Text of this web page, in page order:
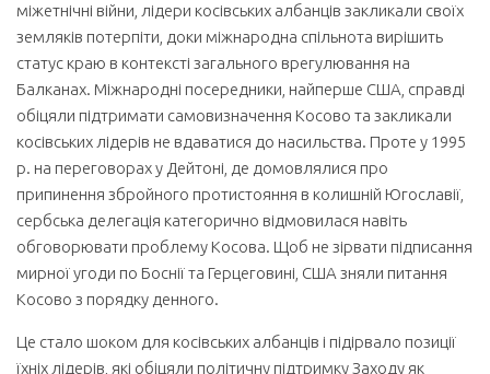
міжетнічні війни, лідери косівських албанців закликали своїх
земляків потерпіти, доки міжнародна спільнота вирішить
статус краю в контексті загального врегулювання на
Балканах. Міжнародні посередники, найперше США, справді
обіцяли підтримати самовизначення Косово та закликали
косівських лідерів не вдаватися до насильства. Проте у 1995
р. на переговорах у Дейтоні, де домовлялися про
припинення збройного протистояння в колишній Югославії,
сербська делегація категорично відмовилася навіть
обговорювати проблему Косова. Щоб не зірвати підписання
мирної угоди по Боснії та Герцеговині, США зняли питання
Косово з порядку денного.
Це стало шоком для косівських албанців і підірвало позиції
їхніх лідерів, які обіцяли політичну підтримку Заходу як